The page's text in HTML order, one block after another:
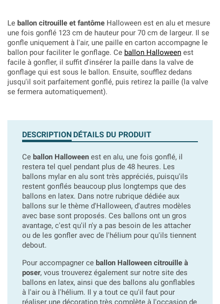
Le ballon citrouille et fantôme Halloween est en alu et mesure
une fois gonflé 123 cm de hauteur pour 70 cm de largeur. Il se
gonfle uniquement à l'air, une paille en carton accompagne le
ballon pour faciliter le gonflage. Ce ballon Halloween est
facile à gonfler, il suffit d'insérer la paille dans la valve de
gonflage qui est sous le ballon. Ensuite, soufflez dedans
jusqu'il soit parfaitement gonflé, puis retirez la paille (la valve
se fermera automatiquement).
DESCRIPTION DÉTAILS DU PRODUIT
Ce ballon Halloween est en alu, une fois gonflé, il
restera tel quel pendant plus de 48 heures. Les
ballons mylar en alu sont très appréciés, puisqu'ils
restent gonflés beaucoup plus longtemps que des
ballons en latex. Dans notre rubrique dédiée aux
ballons sur le thème d'Halloween, d'autres modèles
avec base sont proposés. Ces ballons ont un gros
avantage, c'est qu'il n'y a pas besoin de les attacher
ou de les gonfler avec de l'hélium pour qu'ils tiennent
debout.
Pour accompagner ce ballon Halloween citrouille à
poser, vous trouverez également sur notre site des
ballons en latex, ainsi que des ballons alu gonflables
à l'air ou à l'hélium. Il y a tout ce qu'il faut pour
réaliser une décoration très complète à l'occasion de